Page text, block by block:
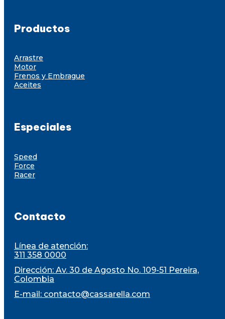
Productos
Arrastre
Motor
Frenos y Embrague
Aceites
Especiales
Speed
Force
Racer
Contacto
Línea de atención:
311 358 0000
Dirección: Av. 30 de Agosto No. 109-51 Pereira,
Colombia
E-mail: contacto@cassarella.com